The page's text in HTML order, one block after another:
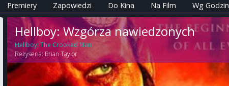
Premiery Zapowiedzi Do Kina Na Film Wg Godzin
Hellboy: Wzgórza nawiedzonych
Hellboy: The Crooked Man
Reżyseria: Brian Taylor